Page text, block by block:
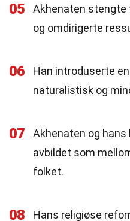
05
Akhenaten stengte
og omdirigerte
06
Han introduserte
naturalistisk og
07
Akhenaten og
avbildet som
folket.
08 Hans religiøse